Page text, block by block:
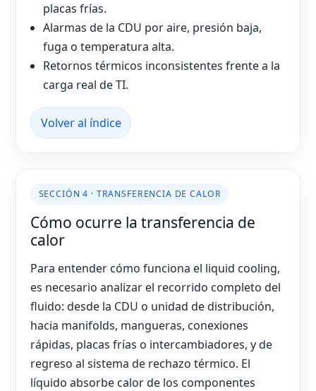
placas frías.
Alarmas de la CDU por aire, presión baja,
fuga o temperatura alta.
Retornos térmicos inconsistentes frente a la
carga real de TI.
Volver al índice
SECCIÓN 4 · TRANSFERENCIA DE CALOR
Cómo ocurre la transferencia de
calor
Para entender cómo funciona el liquid cooling,
es necesario analizar el recorrido completo del
fluido: desde la CDU o unidad de distribución,
hacia manifolds, mangueras, conexiones
rápidas, placas frías o intercambiadores, y de
regreso al sistema de rechazo térmico. El
líquido absorbe calor de los componentes